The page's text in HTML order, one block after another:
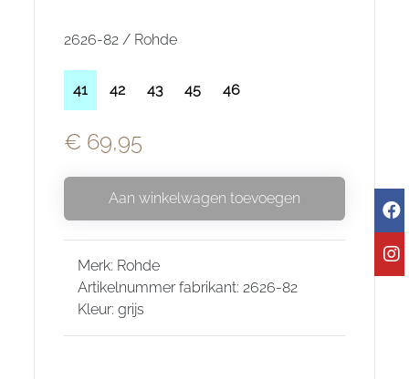
2626-82 / Rohde
41 42 43 45 46
€ 69,95
Aan winkelwagen toevoegen
Merk: Rohde
Artikelnummer fabrikant: 2626-82
Kleur: grijs